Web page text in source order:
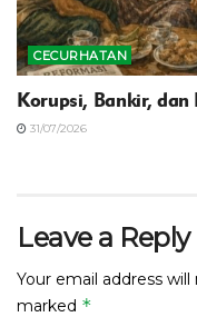
CECURHATAN
Korupsi, Bankir, dan
31/07/2026
Leave a Reply
Your email address
marked *